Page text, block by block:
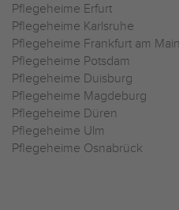
Pflegeheime Erfurt
Pflegeheime Karlsruhe
Pflegeheime Frankfurt am Main
Pflegeheime Potsdam
Pflegeheime Duisburg
Pflegeheime Magdeburg
Pflegeheime Düren
Pflegeheime Ulm
Pflegeheime Osnabrück